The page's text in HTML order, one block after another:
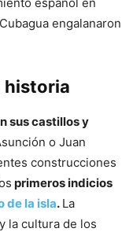
engalanaron
historia
sus castillos y
o Juan
construcciones
primeros indicios
de la isla. La
la cultura de los